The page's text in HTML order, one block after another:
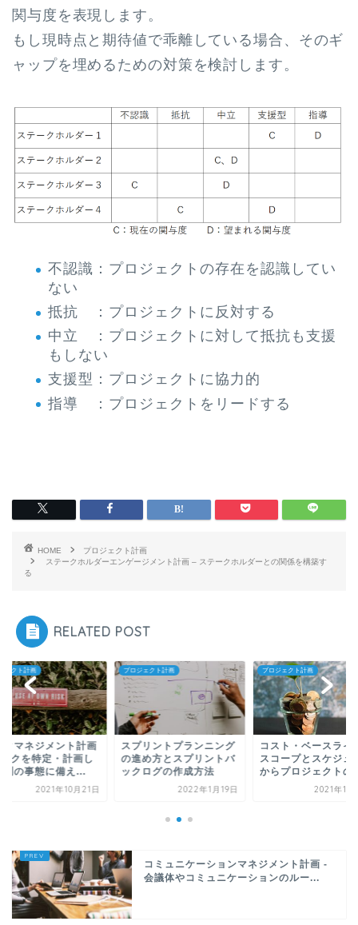
関与度を表現します。
もし現時点と期待値で乖離している場合、そのギ
ャップを埋めるための対策を検討します。
不認識：プロジェクトの存在を認識してい
ない
抵抗 ：プロジェクトに反対する
中立 ：プロジェクトに対して抵抗も支援
もしない
支援型：プロジェクトに協力的
指導 ：プロジェクトをリードする
HOME
プロジェクト計画
ステークホルダーエンゲージメント計画 – ステークホルダーとの関係を構築す
る
RELATED POST
ェクト計画
クマネジメント計画
クを特定・計画し
測の事態に備え...
2021年10月21日
プロジェクト計画
スプリントプランニング
の進め方とスプリントバ
ックログの作成方法
2022年1月19日
プロジェクト計画
コスト・ベースライ
スコープとスケジュ
からプロジェクトの
2021年10
コミュニケーションマネジメント計画 -
会議体やコミュニケーションのルー...